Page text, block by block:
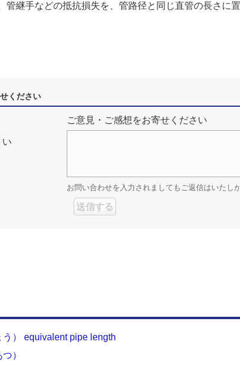
管継手などの抵抗損失を、管路径と同じ直管の長さに
ください
い
ご意見・ご感想をお寄せください
お問い合わせを入力されましてもご返信はいたし
う） equivalent pipe length
）